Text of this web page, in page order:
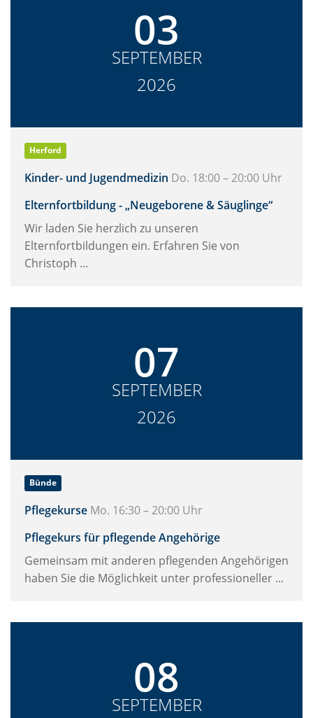
03
SEPTEMBER
2026
Herford
Kinder- und Jugendmedizin Do. 18:00 – 20:00 Uhr
Elternfortbildung - „Neugeborene & Säuglinge“
Wir laden Sie herzlich zu unseren
Elternfortbildungen ein. Erfahren Sie von
Christoph ...
07
SEPTEMBER
2026
Bünde
Pflegekurse Mo. 16:30 – 20:00 Uhr
Pflegekurs für pflegende Angehörige
Gemeinsam mit anderen pflegenden Angehörigen
haben Sie die Möglichkeit unter professioneller ...
08
SEPTEMBER